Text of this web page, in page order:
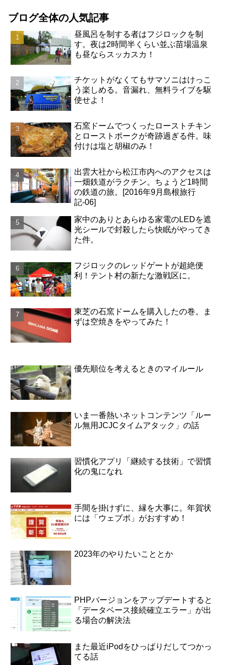
ブログ全体の人気記事
昼風呂を制する者はフジロックを制
す。夜は2時間半くらい並ぶ苗場温泉
も昼ならスッカスカ！
チケットがなくてもサマソニはけっこ
う楽しめる。音漏れ、無料ライブを駆
使せよ！
石窯ドームでつくったローストチキン
とローストポークが奇跡過ぎる件。味
付けは塩と胡椒のみ！
出雲大社から松江市内へのアクセスは
一畑鉄道がラクチン。ちょうど1時間
の鉄道の旅。[2016年9月島根旅行
記-06]
家中のありとあらゆる家電のLEDを遮
光シールで封殺したら快眠がやってき
た件。
フジロックのレッドゲートが超絶便
利！テント村の新たな激戦区に。
東芝の石窯ドームを購入したの巻。ま
ずは空焼きをやってみた！
優先順位を考えるときのマイルール
いま一番熱いネットコンテンツ「ルー
ル無用JCJCタイムアタック」の話
習慣化アプリ「継続する技術」で習慣
化の鬼になれ
手間を掛けずに、縁を大事に。年賀状
には「ウェブポ」がおすすめ！
2023年のやりたいこととか
PHPバージョンをアップデートすると
「データベース接続確立エラー」が出
る場合の解決法
また最近iPodをひっぱりだしてつかっ
てる話